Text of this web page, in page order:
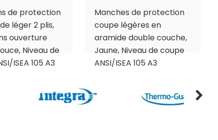
de protection
léger 2 plis,
ouverture
Niveau de
ISEA 105 A3
Manches de protection
coupe légères en
aramide double couche,
Jaune, Niveau de coupe
ANSI/ISEA 105 A3